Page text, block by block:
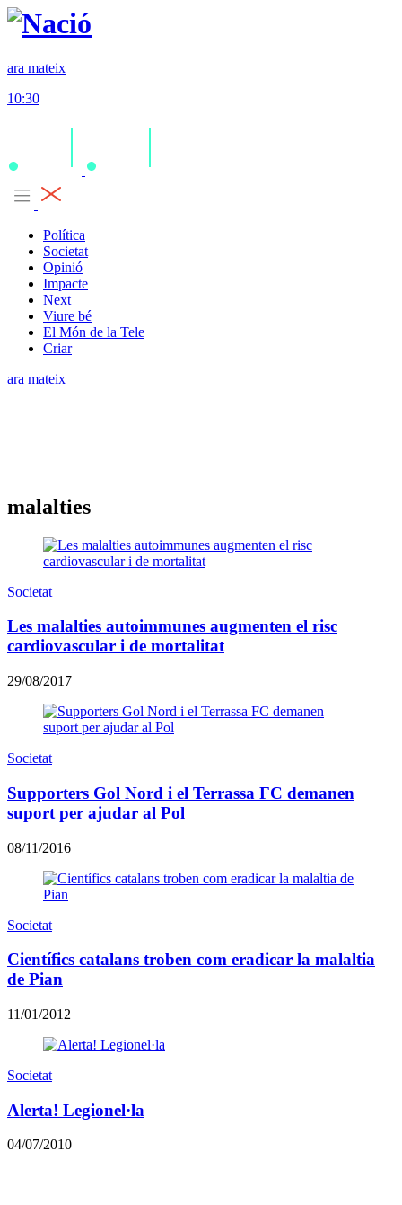
ara mateix
10:30
Política
Societat
Opinió
Impacte
Next
Viure bé
El Món de la Tele
Criar
ara mateix
malalties
Societat
Les malalties autoimmunes augmenten el risc
cardiovascular i de mortalitat
29/08/2017
Societat
Supporters Gol Nord i el Terrassa FC demanen
suport per ajudar al Pol
08/11/2016
Societat
Científics catalans troben com eradicar la malaltia
de Pian
11/01/2012
Societat
Alerta! Legionel·la
04/07/2010